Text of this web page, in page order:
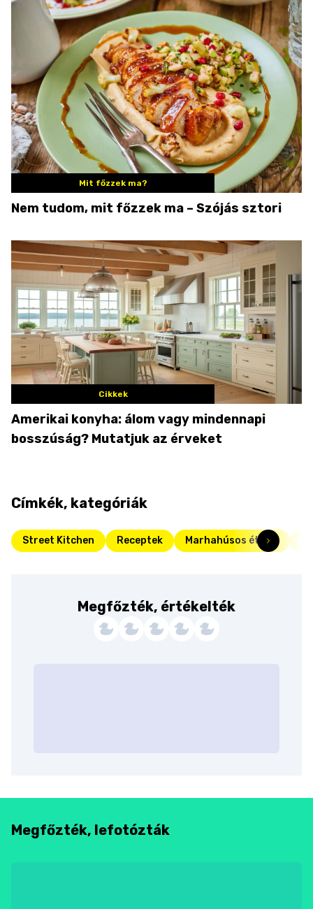
Mit főzzek ma?
Nem tudom, mit főzzek ma – Szójás sztori
Cikkek
Amerikai konyha: álom vagy mindennapi
bosszúság? Mutatjuk az érveket
Címkék, kategóriák
Street Kitchen Receptek Marhahúsos ételek
Megfőzték, értékelték
Megfőzték, lefotózták